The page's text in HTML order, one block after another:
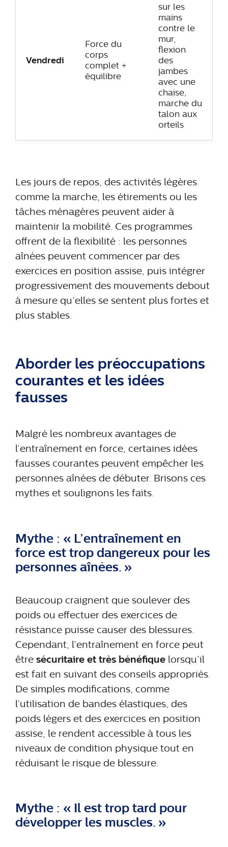
Vendredi
Force du
corps
complet +
équilibre
sur les
mains
contre le
mur,
flexion
des
jambes
avec une
chaise,
marche du
talon aux
orteils
Les jours de repos, des activités légères
comme la marche, les étirements ou les
tâches ménagères peuvent aider à
maintenir la mobilité. Ces programmes
offrent de la flexibilité : les personnes
aînées peuvent commencer par des
exercices en position assise, puis intégrer
progressivement des mouvements debout
à mesure qu’elles se sentent plus fortes et
plus stables.
Aborder les préoccupations
courantes et les idées
fausses
Malgré les nombreux avantages de
l’entraînement en force, certaines idées
fausses courantes peuvent empêcher les
personnes aînées de débuter. Brisons ces
mythes et soulignons les faits.
Mythe : « L’entraînement en
force est trop dangereux pour les
personnes aînées. »
Beaucoup craignent que soulever des
poids ou effectuer des exercices de
résistance puisse causer des blessures.
Cependant, l’entraînement en force peut
être sécuritaire et très bénéfique lorsqu’il
est fait en suivant des conseils appropriés.
De simples modifications, comme
l’utilisation de bandes élastiques, des
poids légers et des exercices en position
assise, le rendent accessible à tous les
niveaux de condition physique tout en
réduisant le risque de blessure.
Mythe : « Il est trop tard pour
développer les muscles. »